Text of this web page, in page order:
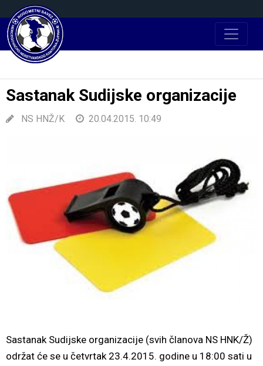
Sastanak Sudijske organizacije
NS HNŽ/K 20.04.2015. 10:49
Sastanak Sudijske organizacije (svih članova NS HNK/Ž)
održat će se u četvrtak 23.4.2015. godine u 18:00 sati u